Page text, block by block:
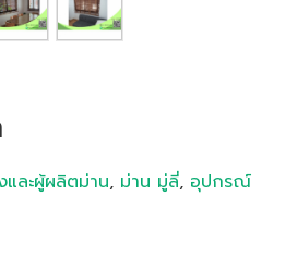
และผู้ผลิตม่าน, ม่าน มู่ลี่, อุปกรณ์